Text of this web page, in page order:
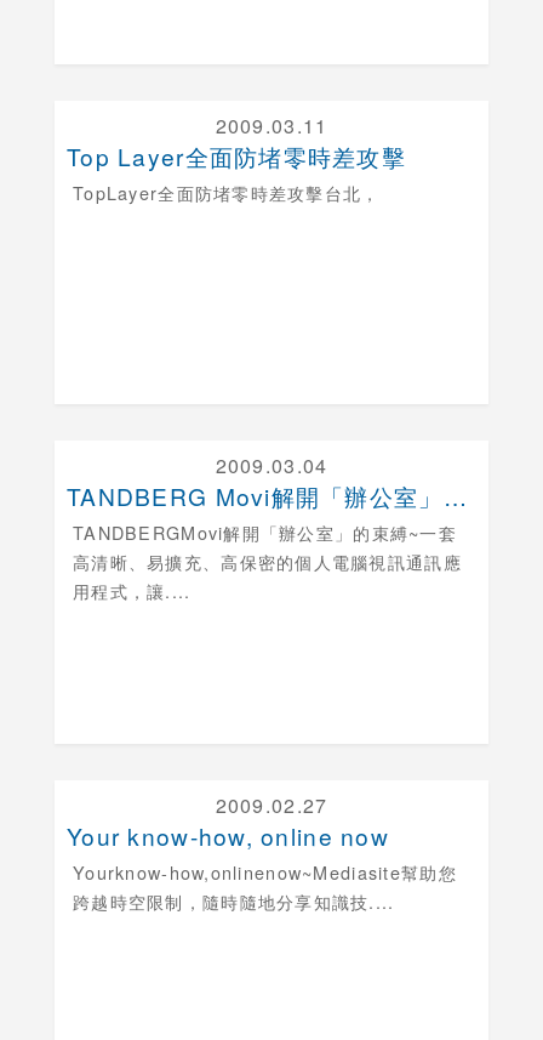
2009.03.11
Top Layer全面防堵零時差攻擊
TopLayer全面防堵零時差攻擊台北，
2009.03.04
TANDBERG Movi解開「辦公室」的束縛
TANDBERGMovi解開「辦公室」的束縛~一套
高清晰、易擴充、高保密的個人電腦視訊通訊應
用程式，讓....
2009.02.27
Your know-how, online now
Yourknow-how,onlinenow~Mediasite幫助您
跨越時空限制，隨時隨地分享知識技....